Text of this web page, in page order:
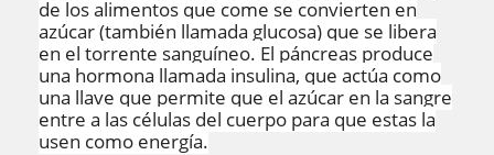
de los alimentos que come se convierten en
azúcar (también llamada glucosa) que se libera
en el torrente sanguíneo. El páncreas produce
una hormona llamada insulina, que actúa como
una llave que permite que el azúcar en la sangre
entre a las células del cuerpo para que estas la
usen como energía.